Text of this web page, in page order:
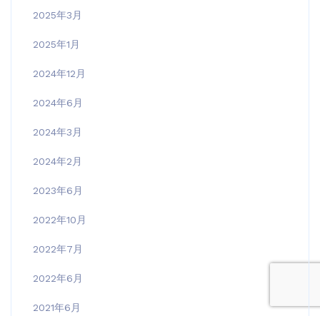
2025年3月
2025年1月
2024年12月
2024年6月
2024年3月
2024年2月
2023年6月
2022年10月
2022年7月
2022年6月
2021年6月